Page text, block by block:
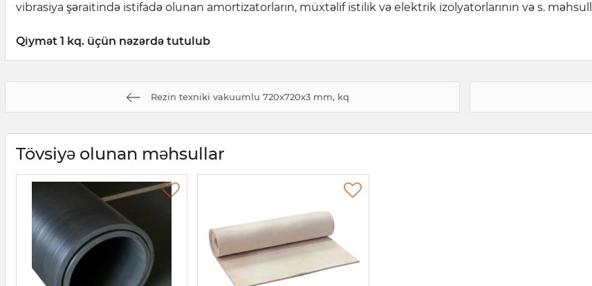
vibrasiya şəraitində istifadə olunan amortizatorların, müxtəlif istilik və elektrik izolyatorlarının və s.
Qiymət 1 kq. üçün nəzərdə tutulub
Rezin texniki vakuumlu 720x720х3 mm, kq
Tövsiyə olunan məhsullar